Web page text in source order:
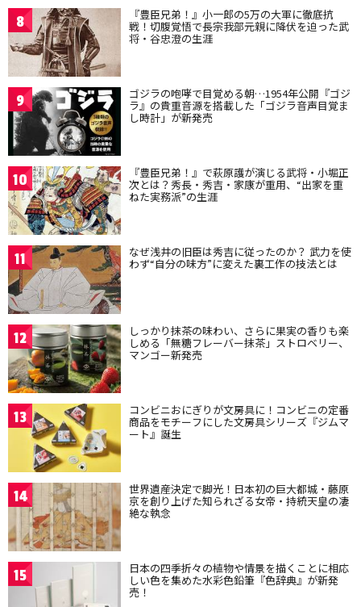
8 『豊臣兄弟！』小一郎の5万の大軍に徹底抗
戦！切腹覚悟で長宗我部元親に降伏を迫った武
将・谷忠澄の生涯
9 ゴジラの咆哮で目覚める朝…1954年公開『ゴジ
ラ』の貴重音源を搭載した「ゴジラ音声目覚ま
し時計」が新発売
10 『豊臣兄弟！』で萩原護が演じる武将・小堀正
次とは？秀長・秀吉・家康が重用、“出家を重
ねた実務派”の生涯
11 なぜ浅井の旧臣は秀吉に従ったのか？ 武力を使
わず“自分の味方”に変えた裏工作の技法とは
12 しっかり抹茶の味わい、さらに果実の香りも楽
しめる「無糖フレーバー抹茶」ストロベリー、
マンゴー新発売
13 コンビニおにぎりが文房具に！コンビニの定番
商品をモチーフにした文房具シリーズ『ジムマ
ート』誕生
14 世界遺産決定で脚光！日本初の巨大都城・藤原
京を創り上げた知られざる女帝・持統天皇の凄
絶な執念
15 日本の四季折々の植物や情景を描くことに相応
しい色を集めた水彩色鉛筆『色辞典』が新発
売！